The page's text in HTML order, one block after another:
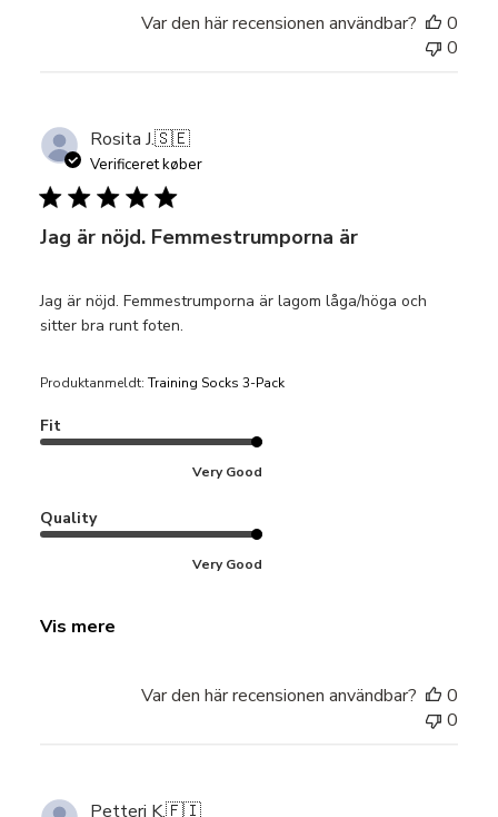
Var den här recensionen användbar?
0
0
Rosita J.🇸🇪
Verificeret køber
Jag är nöjd. Femmestrumporna är
Jag är nöjd. Femmestrumporna är lagom låga/höga och
sitter bra runt foten.
Produktanmeldt: Training Socks 3-Pack
Fit
Very Good
Quality
Very Good
Vis mere
Var den här recensionen användbar?
0
0
Petteri K.🇫🇮